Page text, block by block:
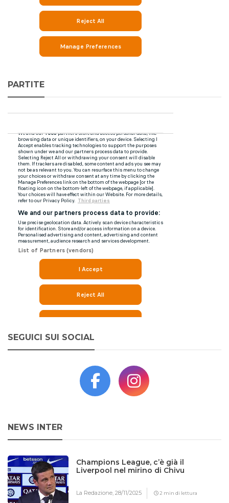
PARTITE
SEGUICI SUI SOCIAL
NEWS INTER
Champions League, c’è già il
Liverpool nel mirino di Chivu
La Redazione,28/11/2025 2 min di lettura